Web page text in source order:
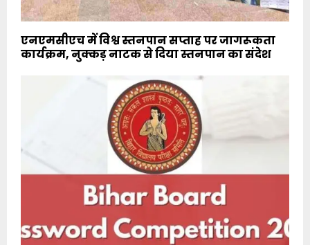
एनएमसीएच में विश्व स्तनपान सप्ताह पर जागरूकता
कार्यक्रम, नुक्कड़ नाटक से दिया स्तनपान का संदेश